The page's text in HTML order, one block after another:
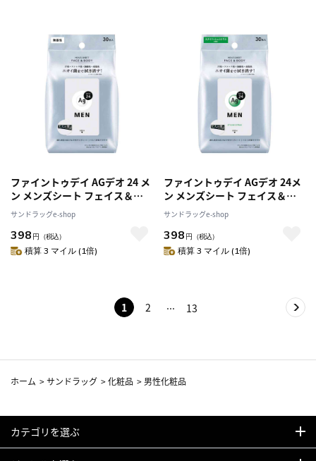
ファイントゥデイ AGデオ 24 メ
ン メンズシート フェイス＆ボ
ディ 無香 30枚
サンドラッグe-shop
398 円 （税込）
積算 3 マイル (1倍)
ファイントゥデイ AGデオ 24メ
ン メンズシート フェイス＆ボ
ディ シトラス 30枚
サンドラッグe-shop
398 円 （税込）
積算 3 マイル (1倍)
1 2 13
ホーム >サンドラッグ >化粧品 >男性化粧品
カテゴリを選ぶ